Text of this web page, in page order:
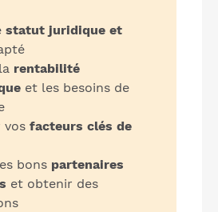
statut juridique et
rentabilité
et les besoins de
vos facteurs clés de
bons partenaires
et obtenir des